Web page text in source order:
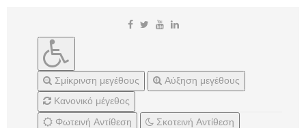
Σμίκρινση μεγέθους
Αύξηση μεγέθους
Κανονικό μέγεθος
Φωτεινή Αντίθεση
Σκοτεινή Αντίθεση